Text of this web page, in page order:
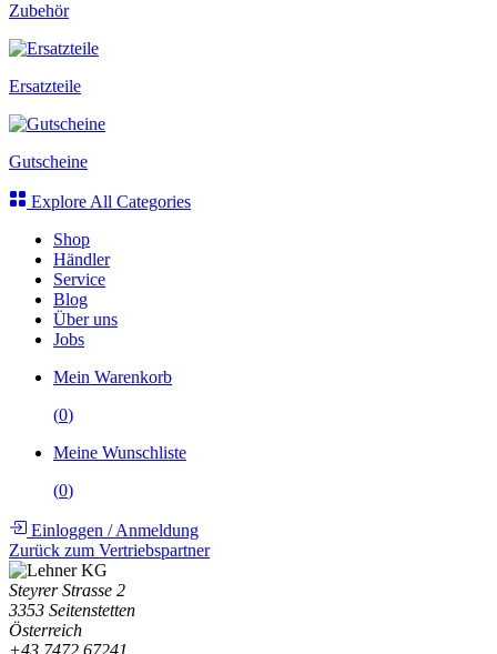
Zubehör
Ersatzteile
Gutscheine
Explore All Categories
Shop
Händler
Service
Blog
Über uns
Jobs
Mein Warenkorb
(0)
Meine Wunschliste
(0)
Einloggen /Anmeldung
Zurück zum Vertriebspartner
Steyrer Strasse 2
3353 Seitenstetten
Österreich
+43 7472 67241